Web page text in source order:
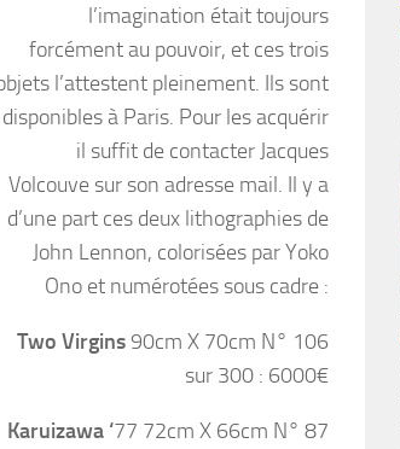
l’imagination était toujours
forcément au pouvoir, et ces trois
l’attestent pleinement. Ils sont
disponibles à Paris. Pour les acquérir
il suffit de contacter Jacques
Volcouve sur son adresse mail. Il y a
d’une part ces deux lithographies de
John Lennon, colorisées par Yoko
Ono et numérotées sous cadre :
Two Virgins90cm X 70cm N° 106
sur 300 : 6000€
Karuizawa ‘77 72cm X 66cm N° 87